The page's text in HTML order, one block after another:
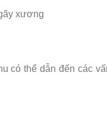
xương
có thể dẫn đến các